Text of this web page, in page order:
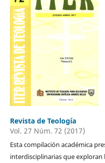
Revista de Teología
Vol. 27 Núm. 72 (2017)
Esta compilación académica
interdisciplinarias que exploran